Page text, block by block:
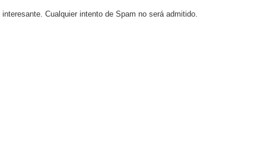
Cualquier intento de Spam no será admitido.